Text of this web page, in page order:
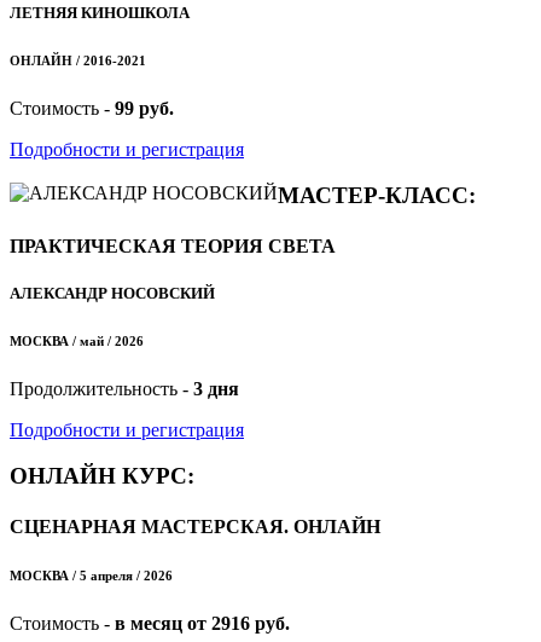
ЛЕТНЯЯ КИНОШКОЛА
ОНЛАЙН / 2016-2021
Стоимость - 99 руб.
Подробности и регистрация
МАСТЕР-КЛАСС:
ПРАКТИЧЕСКАЯ ТЕОРИЯ СВЕТА
АЛЕКСАНДР НОСОВСКИЙ
МОСКВА / май / 2026
Продолжительность - 3 дня
Подробности и регистрация
ОНЛАЙН КУРС:
СЦЕНАРНАЯ МАСТЕРСКАЯ. ОНЛАЙН
МОСКВА / 5 апреля / 2026
Стоимость - в месяц от 2916 руб.